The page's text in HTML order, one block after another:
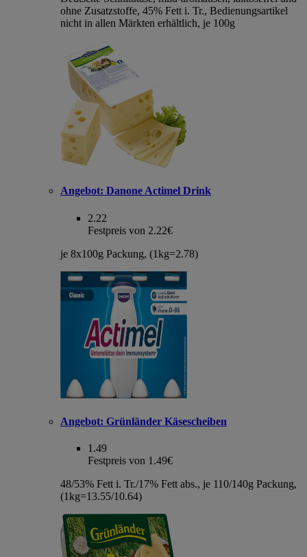
ohne Zusatzstoffe, 45% Fett i. Tr., Bedienungsartikel
nicht in allen Märkten erhältlich, je 100g
Angebot: Danone Actimel Drink
2.22
Festpreis von 2.22€
je 8x100g Packung, (1kg=2.78)
Angebot: Grünländer Käsescheiben
1.49
Festpreis von 1.49€
48/53% Fett i. Tr./17% Fett abs., je 110/140g Packung,
(1kg=13.55/10.64)